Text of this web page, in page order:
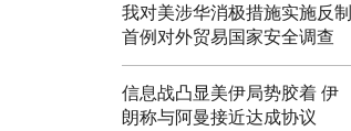
我对美涉华消极措施实施反制
首例对外贸易国家安全调查
信息战凸显美伊局势胶着 伊
朗称与阿曼接近达成协议